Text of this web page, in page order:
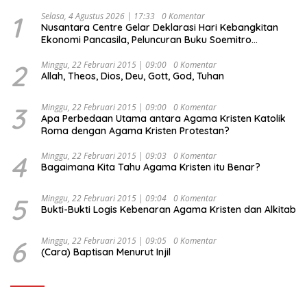
1 Selasa, 4 Agustus 2026 | 17:33 0 Komentar
Nusantara Centre Gelar Deklarasi Hari Kebangkitan
Ekonomi Pancasila, Peluncuran Buku Soemitro
Ekonomi Politik Indonesia) & Simposium Nasional
“Urgensi Undang-Undang Perekonomian Nasional dan
Indonesia Emas 2045”,
2 Minggu, 22 Februari 2015 | 09:00 0 Komentar
Allah, Theos, Dios, Deu, Gott, God, Tuhan
3 Minggu, 22 Februari 2015 | 09:00 0 Komentar
Apa Perbedaan Utama antara Agama Kristen Katolik
Roma dengan Agama Kristen Protestan?
4 Minggu, 22 Februari 2015 | 09:03 0 Komentar
Bagaimana Kita Tahu Agama Kristen itu Benar?
5 Minggu, 22 Februari 2015 | 09:04 0 Komentar
Bukti-Bukti Logis Kebenaran Agama Kristen dan Alkitab
6 Minggu, 22 Februari 2015 | 09:05 0 Komentar
(Cara) Baptisan Menurut Injil